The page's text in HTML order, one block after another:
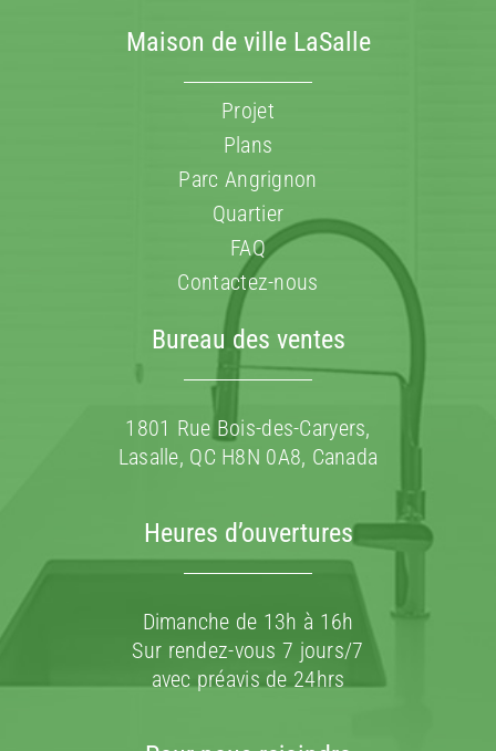
Maison de ville LaSalle
Projet
Plans
Parc Angrignon
Quartier
FAQ
Contactez-nous
Bureau des ventes
1801 Rue Bois-des-Caryers,
Lasalle, QC H8N 0A8, Canada
Heures d’ouvertures
Dimanche de 13h à 16h
Sur rendez-vous 7 jours/7
avec préavis de 24hrs